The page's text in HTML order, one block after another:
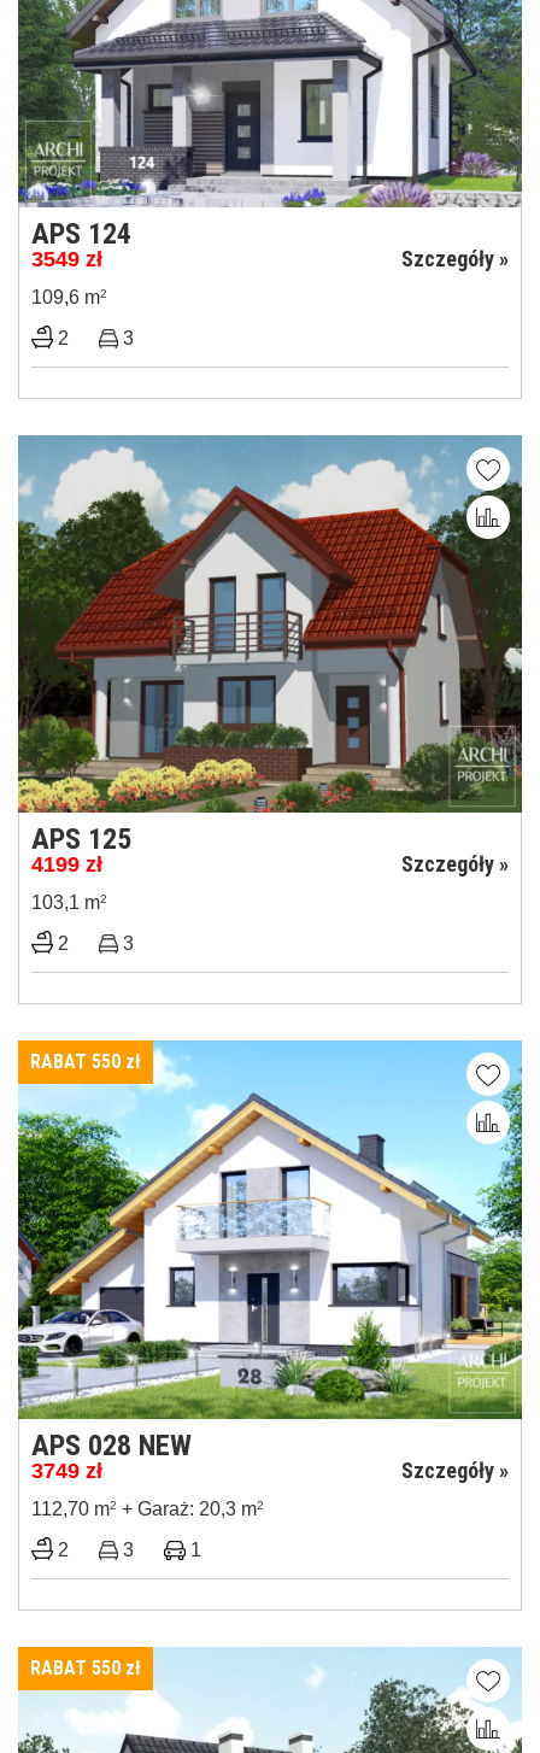
APS 124
3549 zł Szczegóły »
109,6 m2
2 3
APS 125
4199 zł Szczegóły »
103,1 m2
2 3
RABAT 550 zł
APS 028 NEW
3749 zł Szczegóły »
112,70 m2 + Garaż: 20,3 m2
2 3 1
RABAT 550 zł